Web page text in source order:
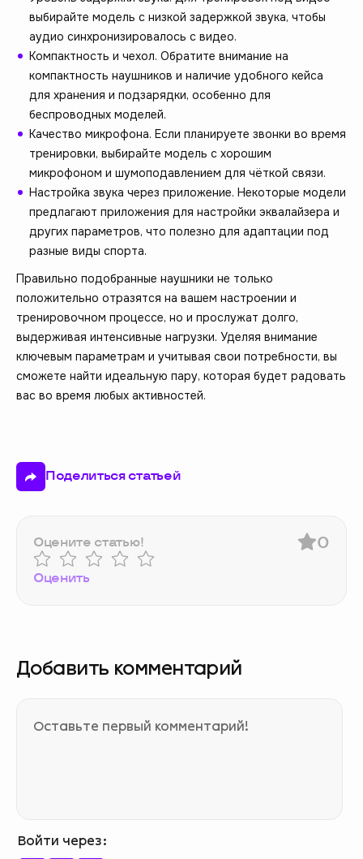
выбирайте модель с низкой задержкой звука, чтобы
аудио синхронизировалось с видео.
Компактность и чехол. Обратите внимание на
компактность наушников и наличие удобного кейса
для хранения и подзарядки, особенно для
беспроводных моделей.
Качество микрофона. Если планируете звонки во время
тренировки, выбирайте модель с хорошим
микрофоном и шумоподавлением для чёткой связи.
Настройка звука через приложение. Некоторые модели
предлагают приложения для настройки эквалайзера и
других параметров, что полезно для адаптации под
разные виды спорта.
Правильно подобранные наушники не только
положительно отразятся на вашем настроении и
тренировочном процессе, но и прослужат долго,
выдерживая интенсивные нагрузки. Уделяя внимание
ключевым параметрам и учитывая свои потребности, вы
сможете найти идеальную пару, которая будет радовать
вас во время любых активностей.
Поделиться статьей
Оцените статью!
Оценить
0
Добавить комментарий
Войти через